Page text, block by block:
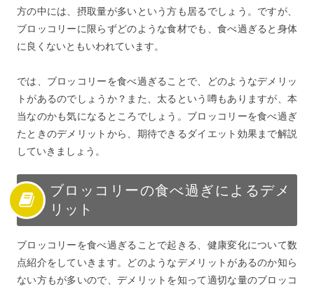
方の中には、摂取量が多いという方も居るでしょう。ですが、
ブロッコリーに限らずどのような食材でも、食べ過ぎると身体
に良くないともいわれています。
では、ブロッコリーを食べ過ぎることで、どのようなデメリッ
トがあるのでしょうか？また、太るという噂もありますが、本
当なのかも気になるところでしょう。ブロッコリーを食べ過ぎ
たときのデメリットから、期待できるダイエット効果まで解説
していきましょう。
ブロッコリーの食べ過ぎによるデメ
リット
ブロッコリーを食べ過ぎることで起きる、健康変化について数
点紹介をしていきます。どのようなデメリットがあるのか知ら
ない方もが多いので、デメリットを知って適切な量のブロッコ